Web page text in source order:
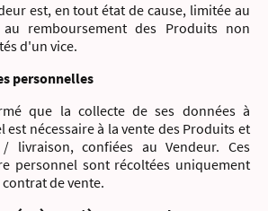
est, en tout état de cause, limitée au
remboursement des Produits non
d'un vice.
personnelles
que la collecte de ses données à
est nécessaire à la vente des Produits et
livraison, confiées au Vendeur. Ces
personnel sont récoltées uniquement
de vente.